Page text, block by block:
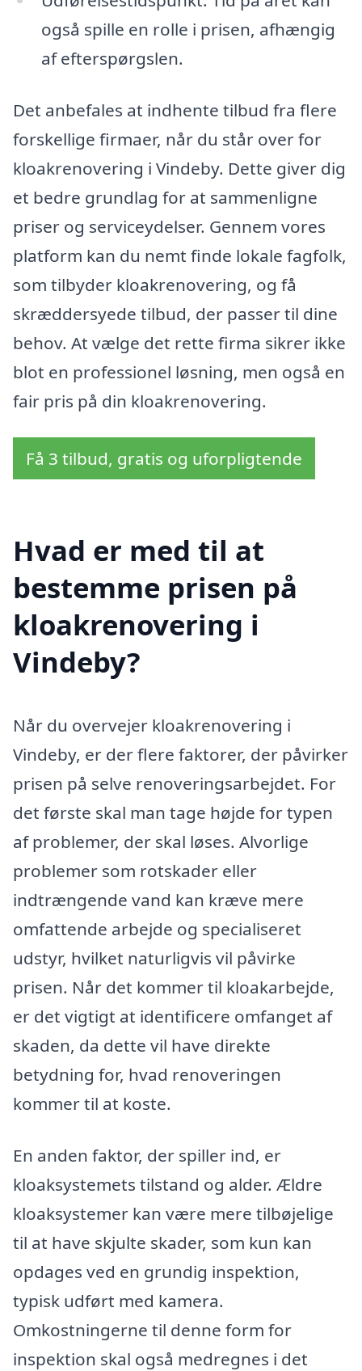
også spille en rolle i prisen, afhængig
af efterspørgslen.
Det anbefales at indhente tilbud fra flere
forskellige firmaer, når du står over for
kloakrenovering i Vindeby. Dette giver dig
et bedre grundlag for at sammenligne
priser og serviceydelser. Gennem vores
platform kan du nemt finde lokale fagfolk,
som tilbyder kloakrenovering, og få
skræddersyede tilbud, der passer til dine
behov. At vælge det rette firma sikrer ikke
blot en professionel løsning, men også en
fair pris på din kloakrenovering.
Få 3 tilbud, gratis og uforpligtende
Hvad er med til at
bestemme prisen på
kloakrenovering i
Vindeby?
Når du overvejer kloakrenovering i
Vindeby, er der flere faktorer, der påvirker
prisen på selve renoveringsarbejdet. For
det første skal man tage højde for typen
af problemer, der skal løses. Alvorlige
problemer som rotskader eller
indtrængende vand kan kræve mere
omfattende arbejde og specialiseret
udstyr, hvilket naturligvis vil påvirke
prisen. Når det kommer til kloakarbejde,
er det vigtigt at identificere omfanget af
skaden, da dette vil have direkte
betydning for, hvad renoveringen
kommer til at koste.
En anden faktor, der spiller ind, er
kloaksystemets tilstand og alder. Ældre
kloaksystemer kan være mere tilbøjelige
til at have skjulte skader, som kun kan
opdages ved en grundig inspektion,
typisk udført med kamera.
Omkostningerne til denne form for
inspektion skal også medregnes i det